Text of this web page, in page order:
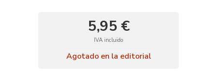
5,95 €
IVA incluido
Agotado en la editorial